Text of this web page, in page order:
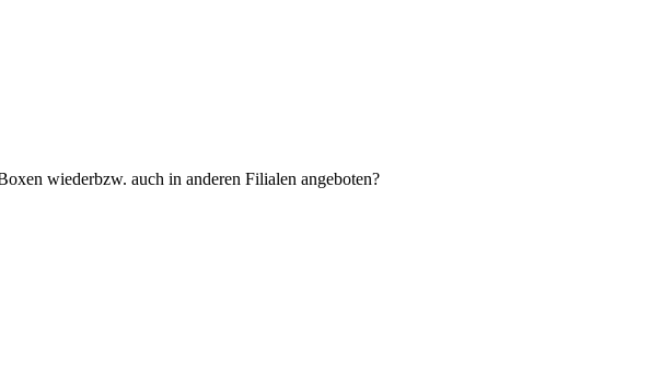
wiederbzw. auch in anderen Filialen angeboten?